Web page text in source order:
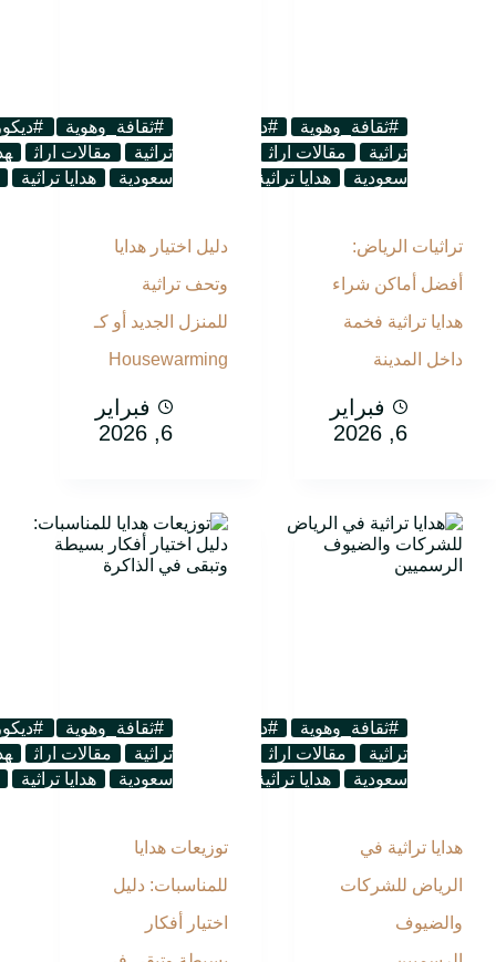
#ثقافة_وهوية #ديكور_تراثي #هدايا_تراثية
تراثية
مقالات اراث هدايا تذكارية
هدايا تذكارية
سعودية
هدايا تراثية هدايا ثقافية هدايا سعودية
تراثيات الرياض:
أفضل أماكن شراء
هدايا تراثية فخمة
داخل المدينة
فبراير
6, 2026
#ثقافة_وهوية
تراثية
مقالات اراث
سعودية
هدايا تراثية
دليل اختيار هدايا
وتحف تراثية
للمنزل الجديد أو كـ
Housewarming
فبراير
6, 2026
#ثقافة_وهوية #ديكور_تراثي #هدايا_تراثية
تراثية
مقالات اراث هدايا تذكارية
هدايا تذكارية
سعودية
هدايا تراثية هدايا ثقافية هدايا سعودية
هدايا تراثية في
الرياض للشركات
والضيوف
#ثقافة_وهوية
تراثية
مقالات اراث
سعودية
هدايا تراثية
توزيعات هدايا
للمناسبات: دليل
اختيار أفكار